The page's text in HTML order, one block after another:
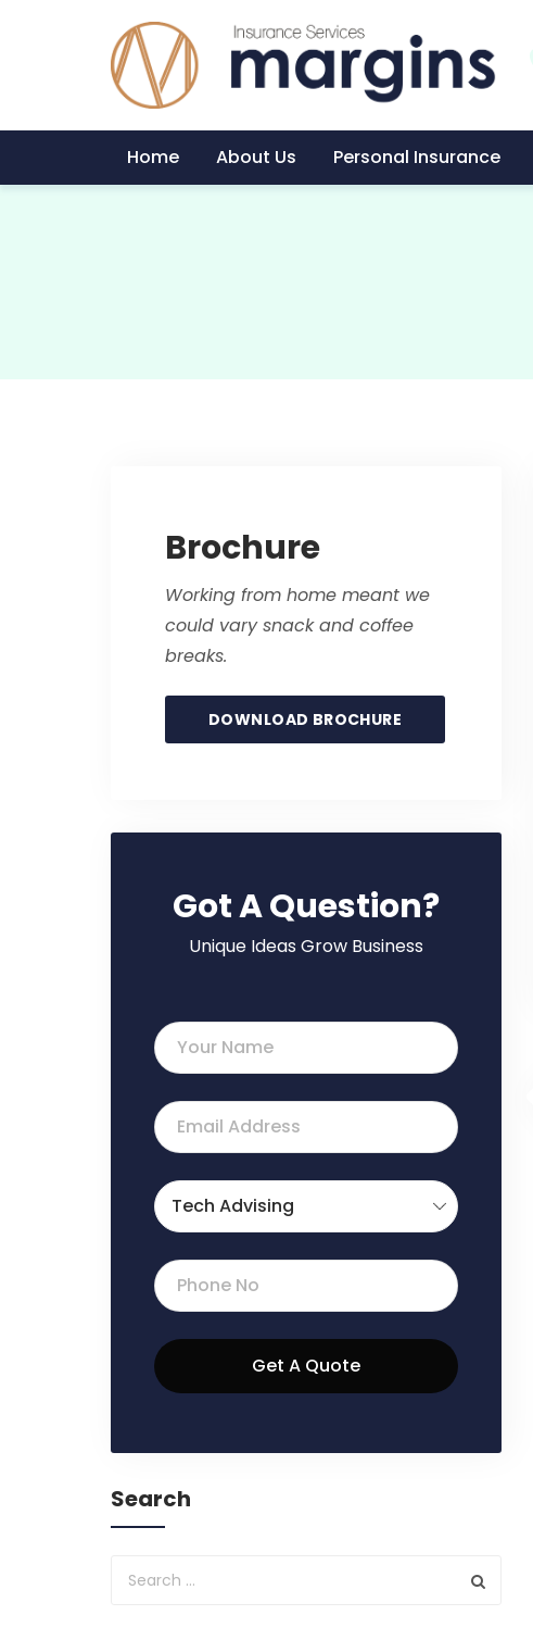
Home About Us Personal Insurance
Brochure
Working from home meant we
could vary snack and coffee
breaks.
DOWNLOAD BROCHURE
Got A Question?
Unique Ideas Grow Business
Search